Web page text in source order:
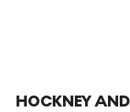
HOCKNEY